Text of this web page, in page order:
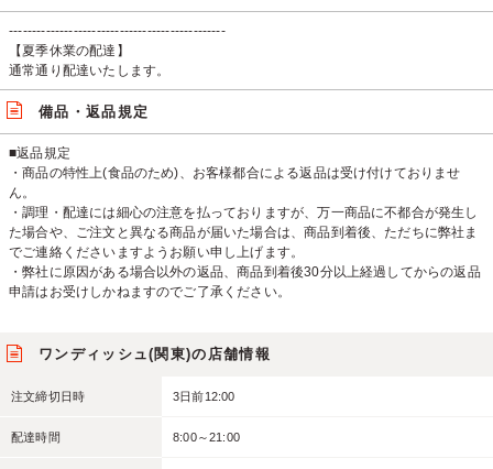
-----------------------------------------------
【夏季休業の配達】
通常通り配達いたします。
備品・返品規定
■返品規定
・商品の特性上(食品のため)、お客様都合による返品は受け付けておりませ
ん。
・調理・配達には細心の注意を払っておりますが、万一商品に不都合が発生し
た場合や、ご注文と異なる商品が届いた場合は、商品到着後、ただちに弊社ま
でご連絡くださいますようお願い申し上げます。
・弊社に原因がある場合以外の返品、商品到着後30分以上経過してからの返品
申請はお受けしかねますのでご了承ください。
ワンディッシュ(関東)の店舗情報
注文締切日時 3日前12:00
配達時間 8:00～21:00